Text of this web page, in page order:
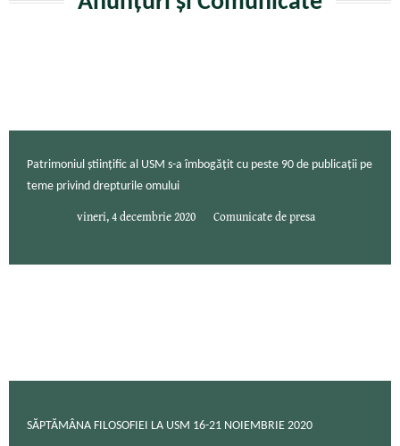
Patrimoniul științific al USM s-a îmbogățit cu peste 90 de publicații pe
teme privind drepturile omului
vineri, 4 decembrie 2020 Comunicate de presa
SĂPTĂMÂNA FILOSOFIEI LA USM 16-21 NOIEMBRIE 2020